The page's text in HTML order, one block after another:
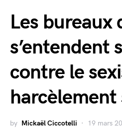
Les bureaux
s’entendent
contre le
harcèlement
by Mickaël Ciccotelli 19 mars